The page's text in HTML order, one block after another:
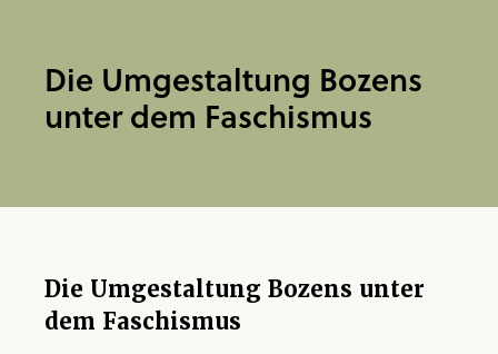
Die Umgestaltung Bozens
unter dem Faschismus
Die Umgestaltung Bozens unter
dem Faschismus